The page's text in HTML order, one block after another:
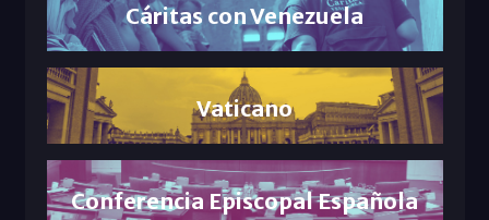
Cáritas con Venezuela
Vaticano
Conferencia Episcopal Española